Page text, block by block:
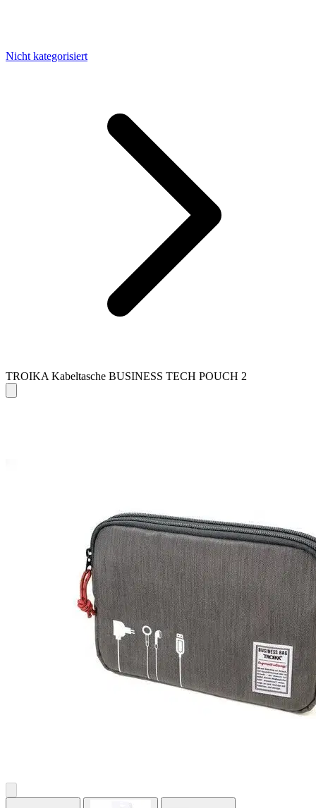
Nicht kategorisiert
TROIKA Kabeltasche BUSINESS TECH POUCH 2